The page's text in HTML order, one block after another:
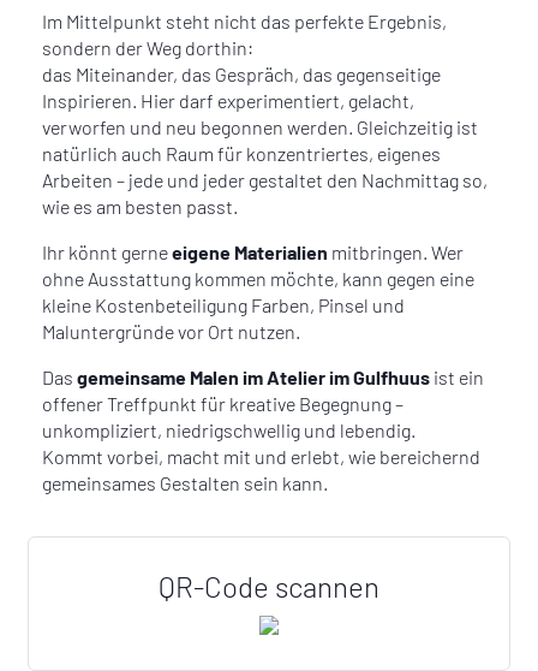
Im Mittelpunkt steht nicht das perfekte Ergebnis,
sondern der Weg dorthin:
das Miteinander, das Gespräch, das gegenseitige
Inspirieren. Hier darf experimentiert, gelacht,
verworfen und neu begonnen werden. Gleichzeitig ist
natürlich auch Raum für konzentriertes, eigenes
Arbeiten – jede und jeder gestaltet den Nachmittag so,
wie es am besten passt.
Ihr könnt gerneeigene Materialien mitbringen. Wer
ohne Ausstattung kommen möchte, kann gegen eine
kleine Kostenbeteiligung Farben, Pinsel und
Maluntergründe vor Ort nutzen.
Das gemeinsame Malen im Atelier im Gulfhuus ist ein
offener Treffpunkt für kreative Begegnung –
unkompliziert, niedrigschwellig und lebendig.
Kommt vorbei, macht mit und erlebt, wie bereichernd
gemeinsames Gestalten sein kann.
QR-Code scannen